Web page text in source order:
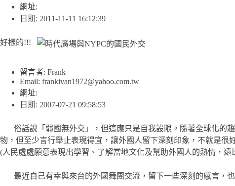
網址:
日期: 2011-11-11 16:12:39
好樣的!!!
留言者: Frank
Email: frankivan1972@yahoo.com.tw
網址:
日期: 2007-07-21 09:58:53
俗話說「弱國無外交」，但這應只是自我設限。隨著全球化的
物，但至少言行舉止表現得宜，讓外國人留下深刻印象，不就是很
(人民處處願意表現出學習、了解當地文化及幫助外國人的熱情，
最近自己有幸與來台的外國舞團交流，留下一些深刻的感言，